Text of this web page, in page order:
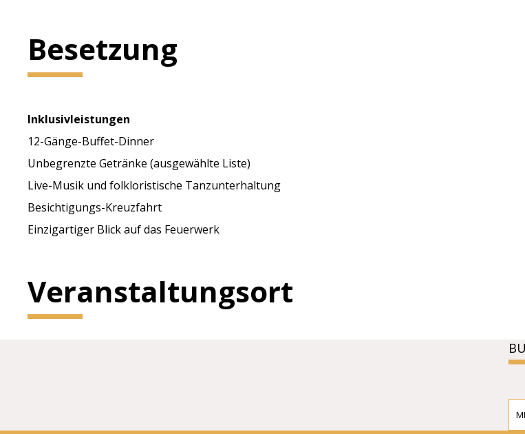
Besetzung
Inklusivleistungen
12-Gänge-Buffet-Dinner
Unbegrenzte Getränke (ausgewählte Liste)
Live-Musik und folkloristische Tanzunterhaltung
Besichtigungs-Kreuzfahrt
Einzigartiger Blick auf das Feuerwerk
Veranstaltungsort